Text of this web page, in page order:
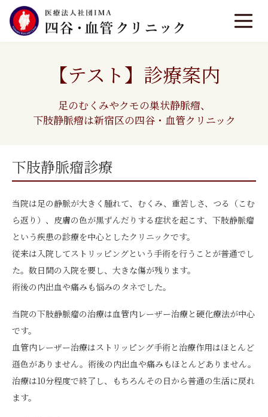
【テスト】診療案内
足のむくみやクモの巣状静脈瘤、
下肢静脈瘤は新宿区の四谷・血管クリニック
下肢静脈瘤診療
当院は足の静脈が大きく腫れて、むくみ、重苦しさ、つる（こむ
ら返り）、皮膚の色が黒ずんだりする症状を起こす、下肢静脈瘤
という疾患の診療を中心としたクリニックです。
従来は入院してストリッピングという手術を行うことが普通でし
た。数日間の入院を要し、大きな傷が残ります。
術後の内出血や痛みも悩みのタネでした。
当院の下肢静脈瘤の治療は血管内レーザー治療と硬化療法が中心
です。
血管内レーザー治療はストリッピング手術と治療作用はほとんど
遜色がありません。術後の内出血や痛みもほとんどありません。
治療は10分程度で終了し、もちろんその日から普通の生活に戻れ
ます。